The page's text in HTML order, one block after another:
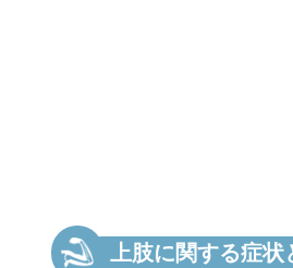
上肢に関する症状